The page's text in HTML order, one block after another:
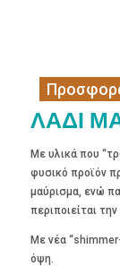
ΛΑΔΙ
Με υλικά που
φυσικό προϊόν
μαύρισμα, ενώ
περιποιείται
Με νέα
όψη.